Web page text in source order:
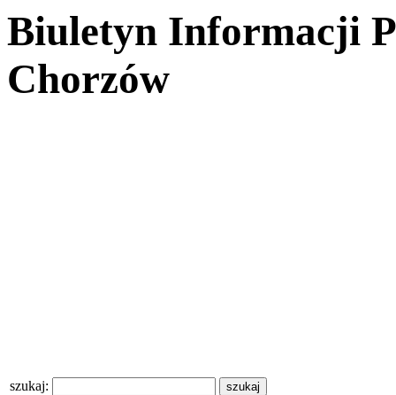
Biuletyn Informacji
Chorzów
szukaj: